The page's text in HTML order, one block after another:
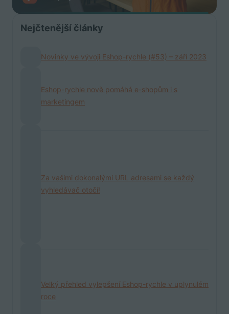
Nejčtenější články
Novinky ve vývoji Eshop-rychle (#53) – září 2023
Eshop-rychle nově pomáhá e-shopům i s
marketingem
Za vašimi dokonalými URL adresami se každý
vyhledávač otočí!
Velký přehled vylepšení Eshop-rychle v uplynulém
roce